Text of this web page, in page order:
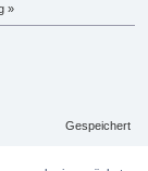
»
Gespeichert